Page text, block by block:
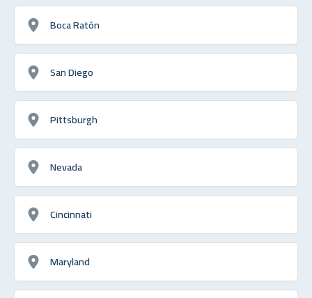
Boca Ratón
San Diego
Pittsburgh
Nevada
Cincinnati
Maryland